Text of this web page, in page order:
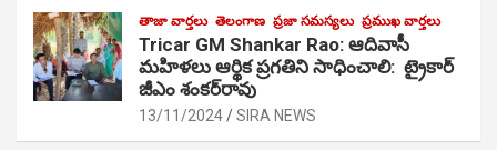
తాజా వార్తలు తెలంగాణ ప్రజా సమస్యలు ప్రముఖ వార్తలు
Tricar GM Shankar Rao: ఆదివాసీ
మహిళలు ఆర్థిక ప్రగతిని సాధించాలి: ట్రైకార్
జీఎం శంకర్‌రావు
13/11/2024 SIRA NEWS